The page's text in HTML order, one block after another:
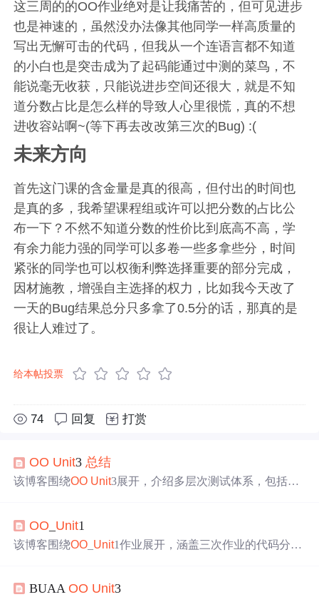
这三周的的OO作业绝对是让我痛苦的，但可见进步
也是神速的，虽然没办法像其他同学一样高质量的
写出无懈可击的代码，但我从一个连语言都不知道
的小白也是突击成为了起码能通过中测的菜鸟，不
能说毫无收获，只能说进步空间还很大，就是不知
道分数占比是怎么样的导致人心里很慌，真的不想
进收容站啊~(等下再去改改第三次的Bug) :(
未来方向
首先这门课的含金量是真的很高，但付出的时间也
是真的多，我希望课程组或许可以把分数的占比公
布一下？不然不知道分数的性价比到底高不高，学
有余力能力强的同学可以多卷一些多拿些分，时间
紧张的同学也可以权衡利弊选择重要的部分完成，
因材施教，增强自主选择的权力，比如我今天改了
一天的Bug结果总分只多拿了0.5分的话，那真的是
很让人难过了。
给本帖投票
74 回复 打赏
OO Unit3总结
该博客围绕OO Unit3展开，介绍多层次测试体系，包括单
指出性能问题及修复方法。还阐述J
L与JUnit协同测试的逻辑和策略，最后分享学习收获。
OO Unit1
该博客围绕OO Unit1作业展开，涵盖三次作业的代码分
数因子，沿袭“通用形式”，重写相关方法。还介绍了bug修
BUAA OO Unit3